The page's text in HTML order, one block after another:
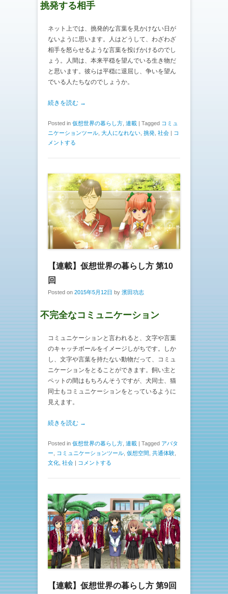
挑発する相手
ネット上では、挑発的な言葉を見かけない日が
ないように思います。人はどうして、わざわざ
相手を怒らせるような言葉を投げかけるのでし
ょう。人間は、本来平穏を望んでいる生き物だ
と思います。彼らは平穏に退屈し、争いを望ん
でいる人たちなのでしょうか。
続きを読む →
Posted in 仮想世界の暮らし方 連載 Tagged コミュ
ニケーションツール 大人になれない 挑発 社会
コ
メントする
【連載】仮想世界の暮らし方 第10
回
Posted on 2015年5月12日 by 濱田功志
不完全なコミュニケーション
コミュニケーションと言われると、文字や言葉
のキャッチボールをイメージしがちです。しか
し、文字や言葉を持たない動物だって、コミュ
ニケーションをとることができます。飼い主と
ペットの間はもちろんそうですが、犬同士、猫
同士もコミュニケーションをとっているように
見えます。
続きを読む →
Posted in 仮想世界の暮らし方 連載 | Tagged アバタ
ー
コミュニケーションツール 仮想空間 共通体験
文化 社会 | コメントする
【連載】仮想世界の暮らし方 第9回